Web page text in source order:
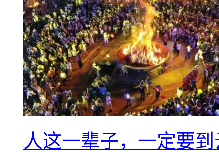
人这一辈子，一定要